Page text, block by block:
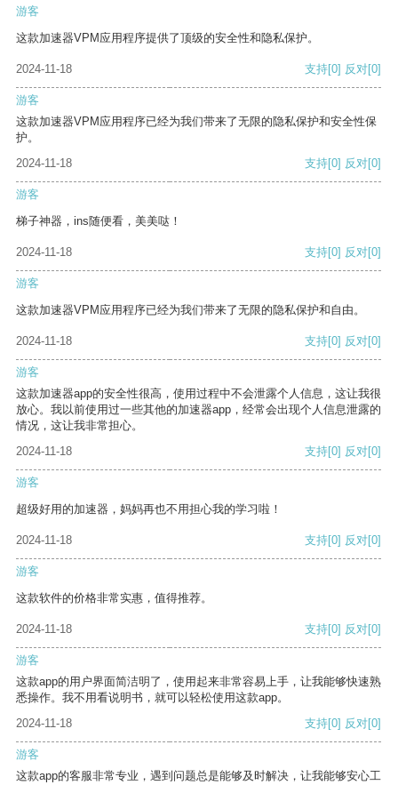
游客
这款加速器VPM应用程序提供了顶级的安全性和隐私保护。
2024-11-18 支持[0] 反对[0]
游客
这款加速器VPM应用程序已经为我们带来了无限的隐私保护和安全性保
护。
2024-11-18
支持[0] 反对[0]
游客
梯子神器，ins随便看，美美哒！
2024-11-18 支持[0] 反对[0]
游客
这款加速器VPM应用程序已经为我们带来了无限的隐私保护和自由。
2024-11-18 支持[0] 反对[0]
游客
这款加速器app的安全性很高，使用过程中不会泄露个人信息，这让我很
放心。我以前使用过一些其他的加速器app，经常会出现个人信息泄露的
情况，这让我非常担心。
2024-11-18
支持[0] 反对[0]
游客
超级好用的加速器，妈妈再也不用担心我的学习啦！
2024-11-18 支持[0] 反对[0]
游客
这款软件的价格非常实惠，值得推荐。
2024-11-18 支持[0] 反对[0]
游客
这款app的用户界面简洁明了，使用起来非常容易上手，让我能够快速熟
悉操作。我不用看说明书，就可以轻松使用这款app。
2024-11-18
支持[0] 反对[0]
游客
这款app的客服非常专业，遇到问题总是能够及时解决，让我能够安心工